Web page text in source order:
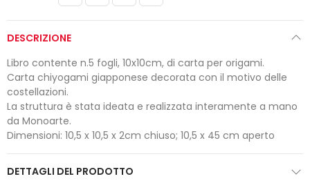
DESCRIZIONE
Libro contente n.5 fogli, 10x10cm, di carta per origami.
Carta chiyogami giapponese decorata con il motivo delle
costellazioni.
La struttura è stata ideata e realizzata interamente a mano
da Monoarte.
Dimensioni: 10,5 x 10,5 x 2cm chiuso; 10,5 x 45 cm aperto
DETTAGLI DEL PRODOTTO